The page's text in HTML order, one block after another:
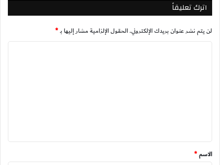
اترك تعليقاً
لن يتم نشر عنوان بريدك الإلكتروني.الحقول الإلزامية مشار إليها بـ*
*
الاسم*